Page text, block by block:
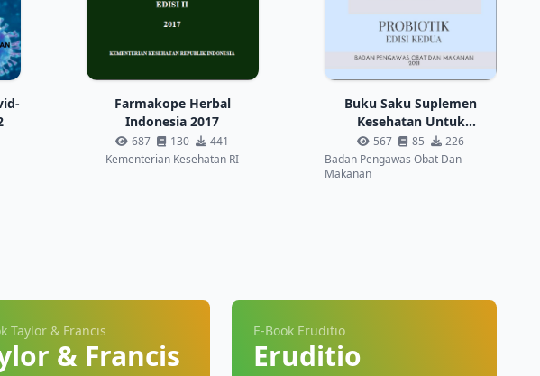
Farmakope Herbal
Indonesia 2017
687 130
441
Kementerian Kesehatan RI
Buku Saku Suplemen
Kesehatan Untuk
Memelihara Daya Tahan
Tubuh Dalam Menghadapi
Covid-19 Probiotik Edisi
567 85
226
Badan Pengawas Obat Dan
Makanan
Taylor & Francis
& Francis
E-Book Eruditio
Eruditio